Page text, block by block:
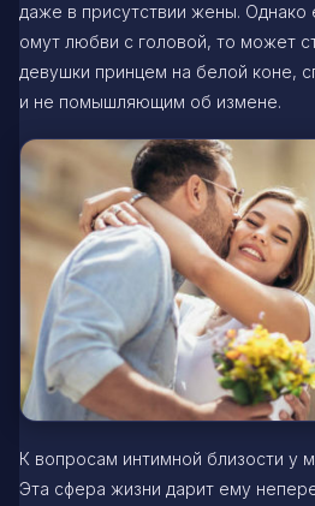
даже в присутствии жены. Однако
омут любви с головой, то может
девушки принцем на белой коне,
и не помышляющим об измене.
К вопросам интимной близости у
Эта сфера жизни дарит ему